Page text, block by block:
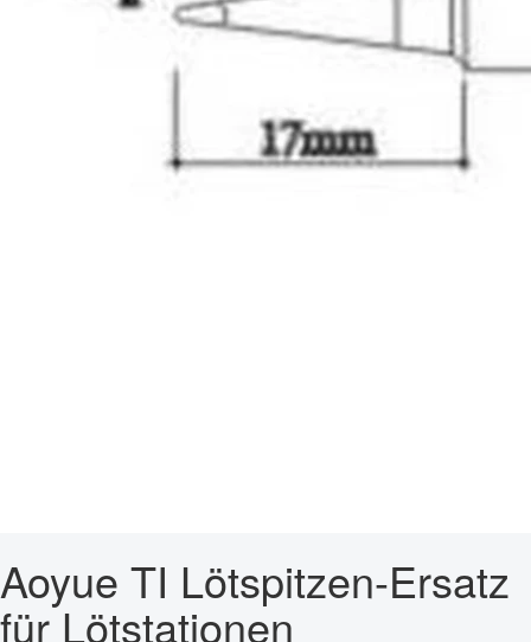
Aoyue TI Lötspitzen-Ersatz
für Lötstationen